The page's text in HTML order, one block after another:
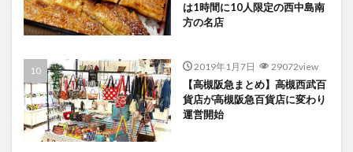
は1時間に10人限定の西中島南
方の名店
2019年1月7日 29072view
【高槻阪急まとめ】高槻西武百
貨店が高槻阪急百貨店に変わり
運営開始